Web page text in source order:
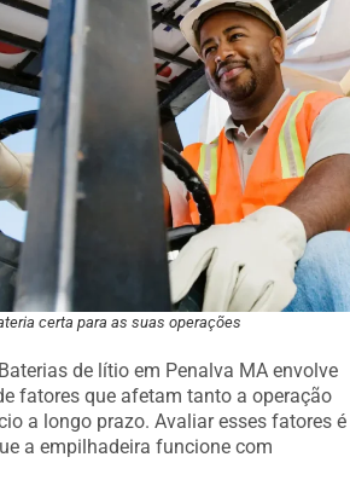
certa para as suas operações
de lítio em Penalva MA envolve
fatores que afetam tanto a operação
a longo prazo. Avaliar esses fatores é
a empilhadeira funcione com